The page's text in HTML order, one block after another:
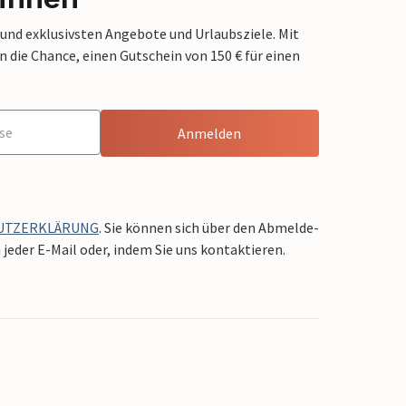
exklusivsten Angebote und Urlaubsziele. Mit
Chance, einen Gutschein von 150 € für einen
Anmelden
. Sie können sich über den Abmelde-
E-Mail oder, indem Sie uns kontaktieren.